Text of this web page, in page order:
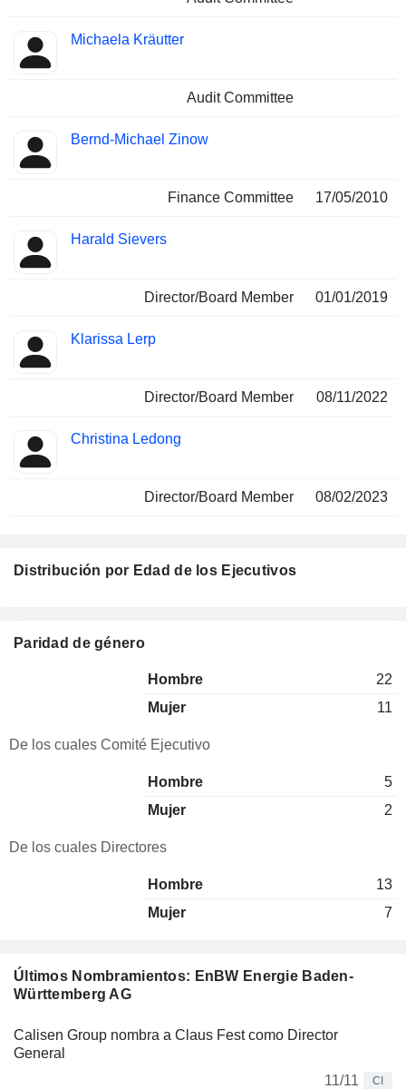
Michaela Kräutter
Audit Committee
Bernd-Michael Zinow
Finance Committee 17/05/2010
Harald Sievers
Director/Board Member 01/01/2019
Klarissa Lerp
Director/Board Member 08/11/2022
Christina Ledong
Director/Board Member 08/02/2023
Últimos Nombramientos: EnBW Energie Baden-
Württemberg AG
Calisen Group nombra a Claus Fest como Director
General
11/11
CI
Distribución por Edad de los Ejecutivos
Paridad de género
Hombre
22
Mujer
11
De los cuales Comité Ejecutivo
Hombre
5
Mujer
2
De los cuales Directores
Hombre
13
Mujer
7